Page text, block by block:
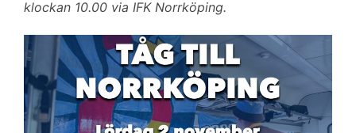
klockan 10.00 via IFK Norrköping.